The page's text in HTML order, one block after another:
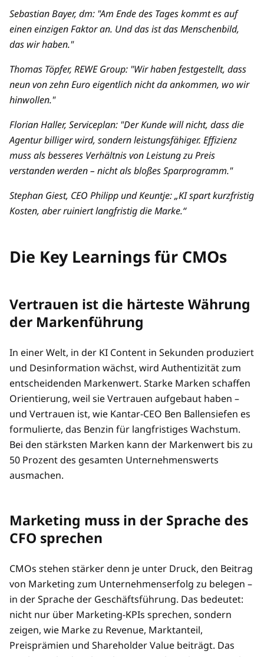
Sebastian Bayer, dm: "Am Ende des Tages kommt es auf
einen einzigen Faktor an. Und das ist das Menschenbild,
das wir haben."
Thomas Töpfer, REWE Group: "Wir haben festgestellt, dass
neun von zehn Euro eigentlich nicht da ankommen, wo wir
hinwollen."
Florian Haller, Serviceplan: "Der Kunde will nicht, dass die
Agentur billiger wird, sondern leistungsfähiger. Effizienz
muss als besseres Verhältnis von Leistung zu Preis
verstanden werden – nicht als bloßes Sparprogramm."
Stephan Giest, CEO Philipp und Keuntje: „KI spart kurzfristig
Kosten, aber ruiniert langfristig die Marke.“
Die Key Learnings für CMOs
Vertrauen ist die härteste Währung
der Markenführung
In einer Welt, in der KI Content in Sekunden produziert
und Desinformation wächst, wird Authentizität zum
entscheidenden Markenwert. Starke Marken schaffen
Orientierung, weil sie Vertrauen aufgebaut haben –
und Vertrauen ist, wie Kantar-CEO Ben Ballensiefen es
formulierte, das Benzin für langfristiges Wachstum.
Bei den stärksten Marken kann der Markenwert bis zu
50 Prozent des gesamten Unternehmenswerts
ausmachen.
Marketing muss in der Sprache des
CFO sprechen
CMOs stehen stärker denn je unter Druck, den Beitrag
von Marketing zum Unternehmenserfolg zu belegen –
in der Sprache der Geschäftsführung. Das bedeutet:
nicht nur über Marketing-KPIs sprechen, sondern
zeigen, wie Marke zu Revenue, Marktanteil,
Preisprämien und Shareholder Value beiträgt. Das